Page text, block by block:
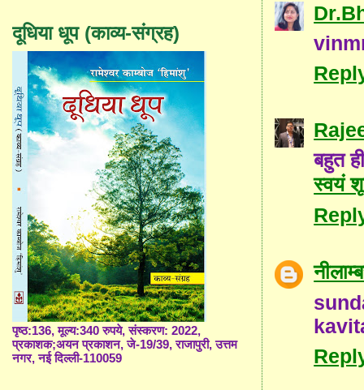
बहुत
स्वयं
दूधिया धूप (काव्य-संग्रह)
पृष्ठ:136, मूल्य:340 रुपये, संस्करण: 2022,
प्रकाशक;अयन प्रकाशन, जे-19/39, राजापुरी, उत्तम
नगर, नई दिल्ली-110059